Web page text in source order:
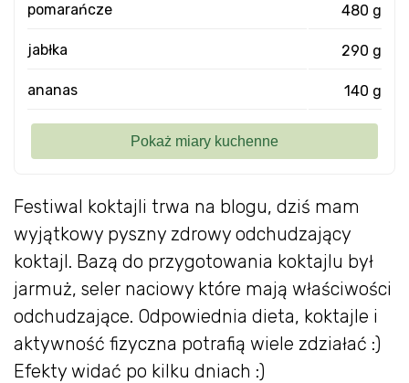
Festiwal koktajli trwa na blogu, dziś mam
wyjątkowy pyszny zdrowy odchudzający
koktajl. Bazą do przygotowania koktajlu był
jarmuż, seler naciowy które mają właściwości
odchudzające. Odpowiednia dieta, koktajle i
aktywność fizyczna potrafią wiele zdziałać :)
Efekty widać po kilku dniach :)
pomarańcze 480 g
jabłka 290 g
ananas 140 g